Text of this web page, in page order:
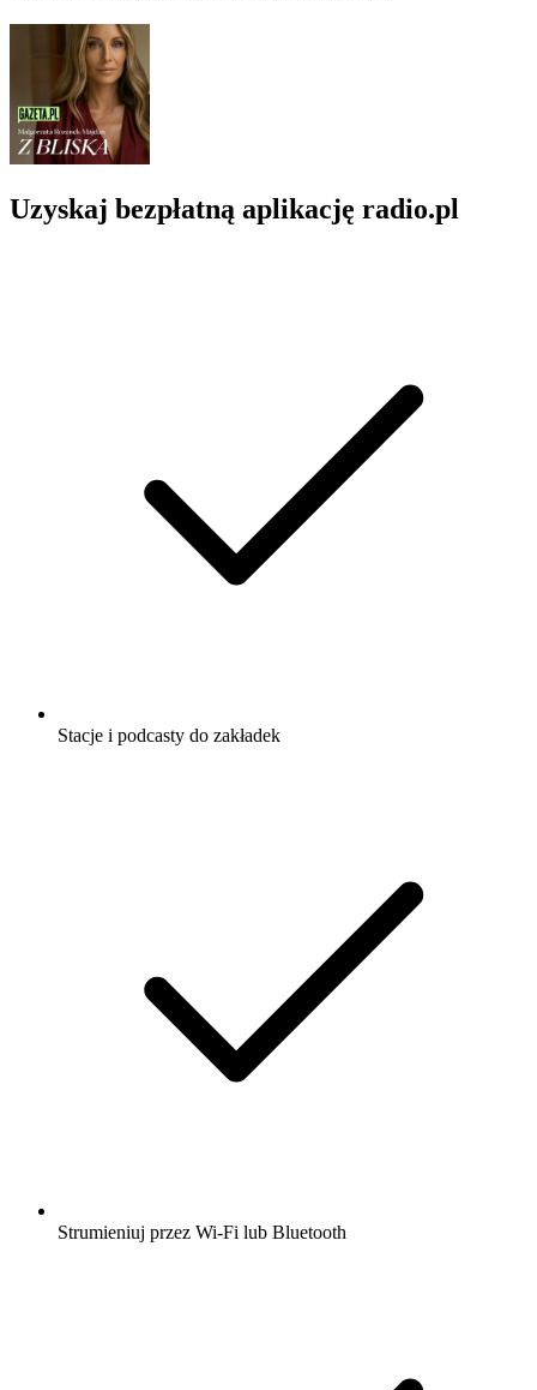
Uzyskaj bezpłatną aplikację radio.pl
Stacje i podcasty do zakładek
Strumieniuj przez Wi-Fi lub Bluetooth